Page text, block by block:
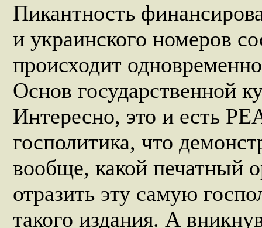
Пикантность
и украинского номеров
происходит
Основ государственной
Интересно, это и есть
госполитика, что
вообще, какой печатный
отразить эту самую
такого издания. А